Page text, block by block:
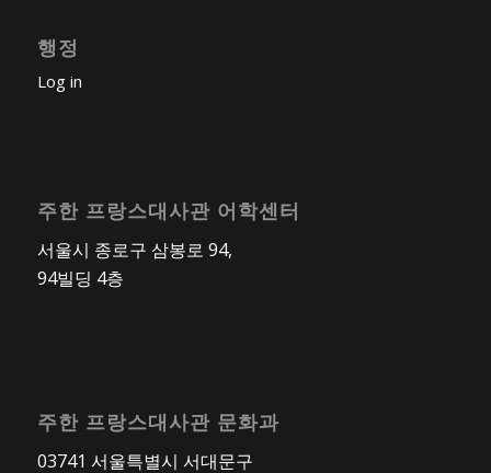
행정
Log in
주한 프랑스대사관 어학센터
서울시 종로구 삼봉로 94,
94빌딩 4층
주한 프랑스대사관 문화과
03741 서울특별시 서대문구